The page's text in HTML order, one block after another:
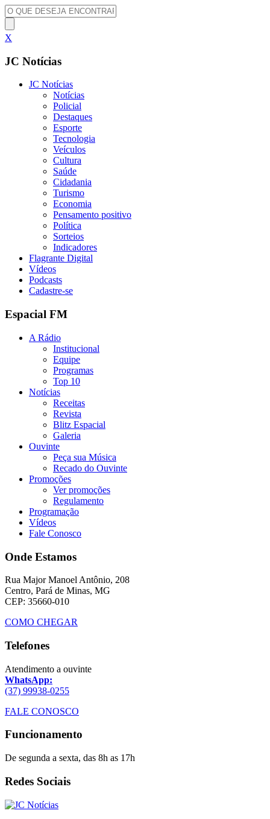
X
JC Notícias
JC Notícias
Notícias
Policial
Destaques
Esporte
Tecnologia
Veículos
Cultura
Saúde
Cidadania
Turismo
Economia
Pensamento positivo
Política
Sorteios
Indicadores
Flagrante Digital
Vídeos
Podcasts
Cadastre-se
Espacial FM
A Rádio
Institucional
Equipe
Programas
Top 10
Notícias
Receitas
Revista
Blitz Espacial
Galeria
Ouvinte
Peça sua Música
Recado do Ouvinte
Promoções
Ver promoções
Regulamento
Programação
Vídeos
Fale Conosco
Onde Estamos
Rua Major Manoel Antônio, 208
Centro, Pará de Minas, MG
CEP: 35660-010
COMO CHEGAR
Telefones
Atendimento a ouvinte
WhatsApp:
(37) 99938-0255
FALE CONOSCO
Funcionamento
De segunda a sexta, das 8h as 17h
Redes Sociais